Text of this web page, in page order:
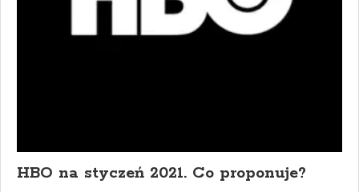
HBO na styczeń 2021. Co proponuje?